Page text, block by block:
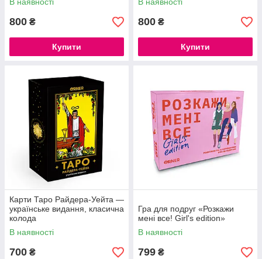
800 ₴
Купити
800 ₴
Купити
Карти Таро Райдера-Уейта —
українське видання, класична
колода
В наявності
700 ₴
Гра для подруг «Розкажи
мені все! Girl's edition»
В наявності
799 ₴